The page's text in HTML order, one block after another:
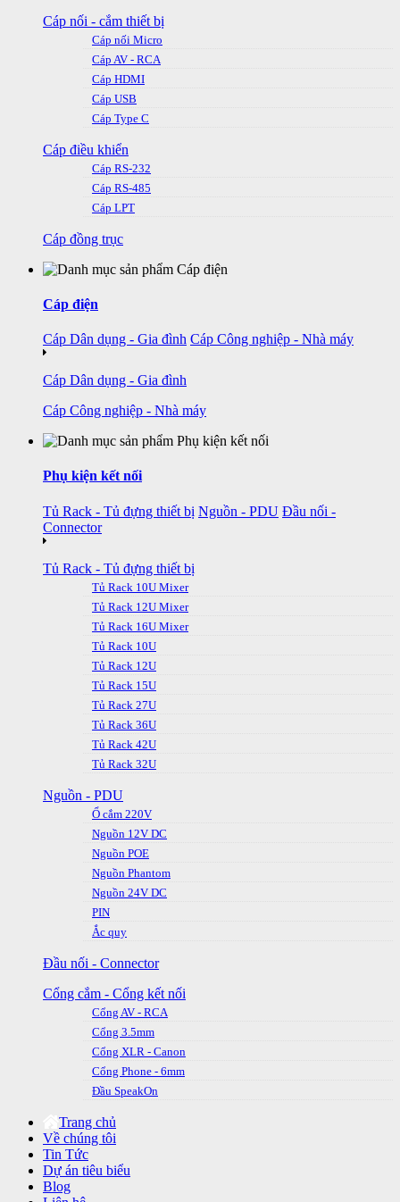
Cáp nối - cắm thiết bị
Cáp nối Micro
Cáp AV - RCA
Cáp HDMI
Cáp USB
Cáp Type C
Cáp điều khiển
Cáp RS-232
Cáp RS-485
Cáp LPT
Cáp đồng trục
Cáp điện
Cáp Dân dụng - Gia đình Cáp Công nghiệp - Nhà máy
Cáp Dân dụng - Gia đình
Cáp Công nghiệp - Nhà máy
Phụ kiện kết nối
Tủ Rack - Tủ đựng thiết bị Nguồn - PDU Đầu nối -
Connector
Tủ Rack - Tủ đựng thiết bị
Tủ Rack 10U Mixer
Tủ Rack 12U Mixer
Tủ Rack 16U Mixer
Tủ Rack 10U
Tủ Rack 12U
Tủ Rack 15U
Tủ Rack 27U
Tủ Rack 36U
Tủ Rack 42U
Tủ Rack 32U
Nguồn - PDU
Ổ cắm 220V
Nguồn 12V DC
Nguồn POE
Nguồn Phantom
Nguồn 24V DC
PIN
Ắc quy
Đầu nối - Connector
Cổng cắm - Cổng kết nối
Cổng AV - RCA
Cổng 3.5mm
Cổng XLR - Canon
Cổng Phone - 6mm
Đầu SpeakOn
Trang chủ
Về chúng tôi
Tin Tức
Dự án tiêu biểu
Blog